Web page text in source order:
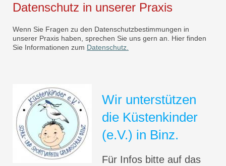
Datenschutz in unserer Praxis
Wenn Sie Fragen zu den Datenschutzbestimmungen in
unserer Praxis haben, sprechen Sie uns gern an. Hier finden
Sie Informationen zum Datenschutz.
Wir unterstützen
die Küstenkinder
(e.V.) in Binz.
Für Infos bitte auf das